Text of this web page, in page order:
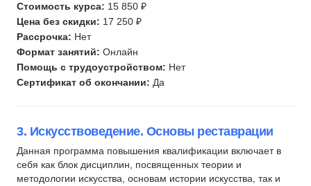
Стоимость курса: 15 850 ₽
Цена без скидки: 17 250 ₽
Рассрочка: Нет
Формат занятий: Онлайн
Помощь с трудоустройством: Нет
Сертификат об окончании: Да
3. Искусствоведение. Основы реставрации
Данная программа повышения квалификации включает в
себя как блок дисциплин, посвященных теории и
методологии искусства, основам истории искусства, так и